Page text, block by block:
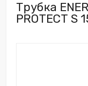
Трубка
PROTECT S